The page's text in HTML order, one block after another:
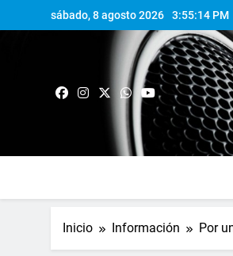
sábado, 8 agosto 2026 3:55:15 PM
Inicio Información Por